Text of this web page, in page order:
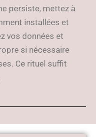
persiste, mettez à
installées et
vos données et
si nécessaire
Ce rituel suffit